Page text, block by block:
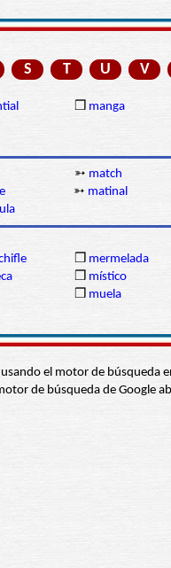
S T U V
❒ manga
➳ match
➳ matinal
❒ mermelada
❒ místico
❒ muela
el motor de búsqueda
de búsqueda de Google